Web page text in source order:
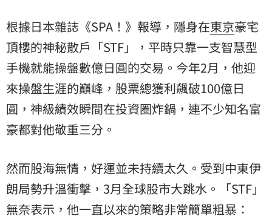
根據日本雜誌《SPA！》報導，隱身在東京豪宅
頂樓的神秘散戶「STF」，平時只靠一支智慧型
手機就能操盤數億日圓的交易。今年2月，他迎
來操盤生涯的巔峰，股票總獲利飆破100億日
圓，神級績效瞬間在投資圈炸鍋，連不少知名富
豪都對他敬重三分。
然而股海無情，好運並未持續太久。受到中東伊
朗局勢升溫衝擊，3月全球股市大跳水。「STF」
無奈表示，他一直以來的策略非常簡單粗暴：